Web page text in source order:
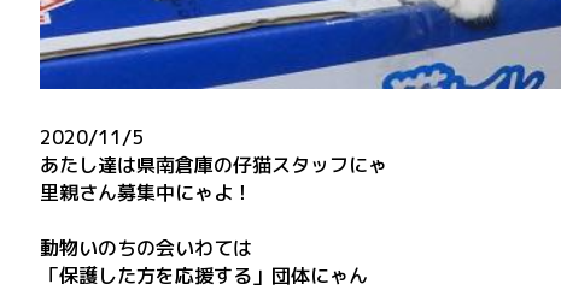
2020/11/5
あたし達は県南倉庫の仔猫スタッフにゃ
里親さん募集中にゃよ！
動物いのちの会いわては
「保護した方を応援する」団体にゃん